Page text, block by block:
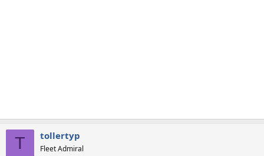
T tollertyp
Fleet Admiral